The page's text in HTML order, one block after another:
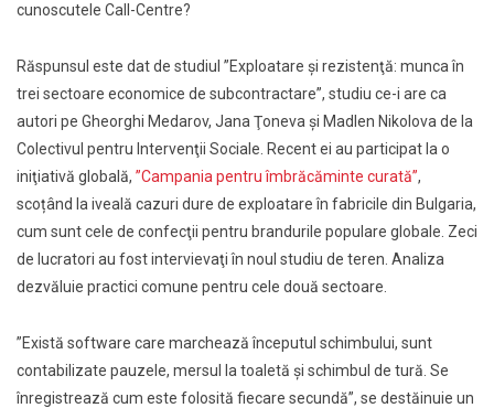
cunoscutele Call-Centre?
Răspunsul este dat de studiul ”Exploatare şi rezistenţă: munca în
trei sectoare economice de subcontractare”, studiu ce-i are ca
autori pe Gheorghi Medarov, Jana Ţoneva şi Madlen Nikolova de la
Colectivul pentru Intervenţii Sociale. Recent ei au participat la o
iniţiativă globală, ”Campania pentru îmbrăcăminte curată”,
scoțând la iveală cazuri dure de exploatare în fabricile din Bulgaria,
cum sunt cele de confecţii pentru brandurile populare globale. Zeci
de lucratori au fost intervievaţi în noul studiu de teren. Analiza
dezvăluie practici comune pentru cele două sectoare.
”Există software care marchează începutul schimbului, sunt
contabilizate pauzele, mersul la toaletă şi schimbul de tură. Se
înregistrează cum este folosită fiecare secundă”, se destăinuie un